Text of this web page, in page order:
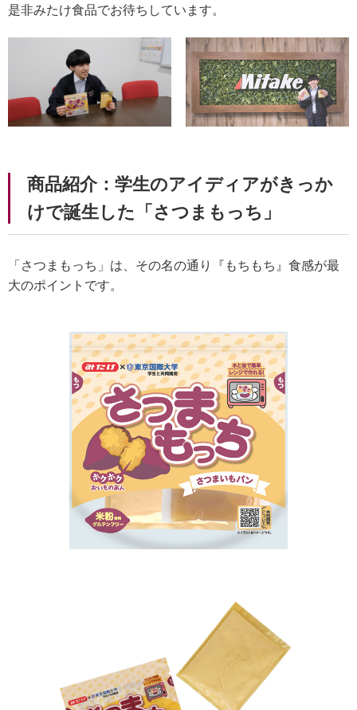
是非みたけ食品でお待ちしています。
商品紹介：学生のアイディアがきっか
けで誕生した「さつまもっち」
「さつまもっち」は、その名の通り『もちもち』食感が最
大のポイントです。